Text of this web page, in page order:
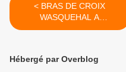
< BRAS DE CROIX
WASQUEHAL A
RECONQUERIR
Hébergé par Overblog